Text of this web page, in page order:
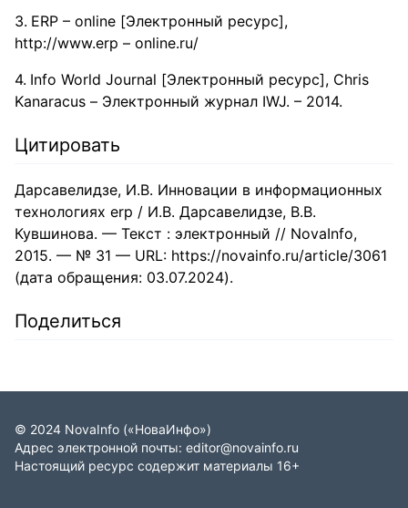
ERP – online [Электронный ресурс],
http://www.erp – online.ru/
Info World Journal [Электронный ресурс], Chris
Kanaracus – Электронный журнал IWJ. – 2014.
Цитировать
Дарсавелидзе, И.В. Инновации в информационных
технологиях erp / И.В. Дарсавелидзе, В.В.
Кувшинова. — Текст : электронный // NovaInfo,
2015. — № 31 — URL: https://novainfo.ru/article/3061
(дата обращения: 03.07.2024).
Поделиться
© 2024 NovaInfo («НоваИнфо»)
Адрес электронной почты: editor@novainfo.ru
Настоящий ресурс содержит материалы 16+